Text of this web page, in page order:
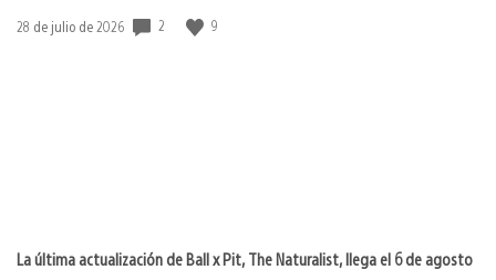
Fecha
28 de julio de 2026 2 9
La última actualización de Ball x Pit, The Naturalist, llega el 6 de agosto